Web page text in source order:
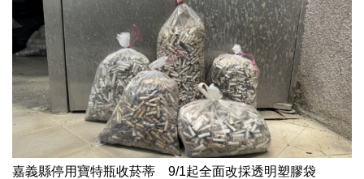
嘉義縣停用寶特瓶收菸蒂 9/1起全面改採透明塑膠袋